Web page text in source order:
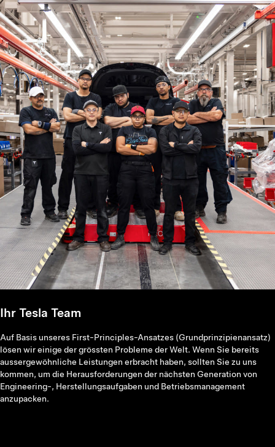
Auf Basis unseres First-Principles-Ansatzes (Grundprinzipienansatz)
lösen wir einige der grössten Probleme der Welt. Wenn Sie bereits
aussergewöhnliche Leistungen erbracht haben, sollten Sie zu uns
kommen, um die Herausforderungen der nächsten Generation von
Engineering-, Herstellungsaufgaben und Betriebsmanagement
anzupacken.
Ihr Tesla Team